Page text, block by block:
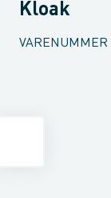
Kloak
VARENUMMER